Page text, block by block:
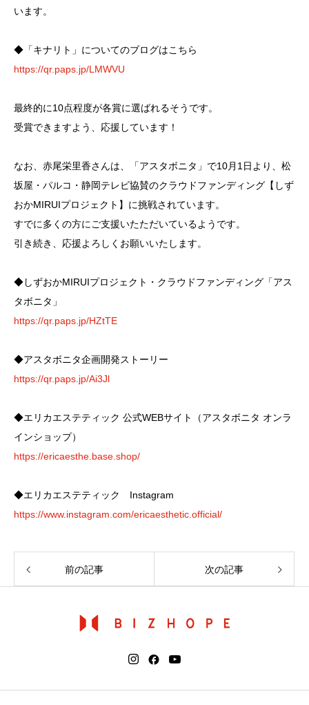
います。
◆「キナリト」についてのブログはこちら
https://qr.paps.jp/LMWVU
最終的に10点程度が各賞に選ばれるそうです。
受賞できますよう、応援しています！
なお、赤尾栄里香さんは、「アスタボニタ」で10月1日より、松
坂屋・パルコ・静岡テレビ協賛のクラウドファンディング【しず
おかMIRUIプロジェクト】に挑戦されています。
すでに多くの方にご支援いたただいているようです。
引き続き、応援よろしくお願いいたします。
◆しずおかMIRUIプロジェクト・クラウドファンディング「アス
タボニタ」
https://qr.paps.jp/HZtTE
◆アスタボニタ企画開発ストーリー
https://qr.paps.jp/Ai3Jl
◆エリカエステティック 公式WEBサイト（アスタボニタ オンラ
インショップ）
https://ericaesthe.base.shop/
◆エリカエステティック Instagram
https://www.instagram.com/ericaesthetic.official/
前の記事 次の記事